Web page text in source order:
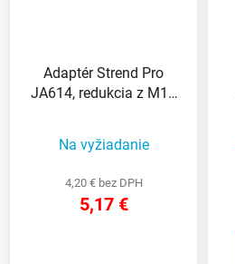
Adaptér Strend Pro
JA614, redukcia z M14
Na vyžiadanie
4,20 € bez DPH
5,17 €